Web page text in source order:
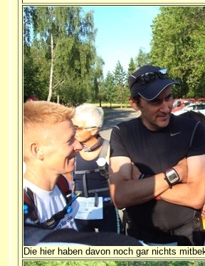
Die hier haben davon noch gar nichts